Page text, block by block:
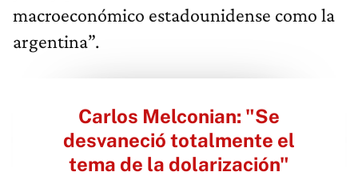
macroeconómico estadounidense como la
argentina”.
Carlos Melconian: "Se
desvaneció totalmente el
tema de la dolarización"